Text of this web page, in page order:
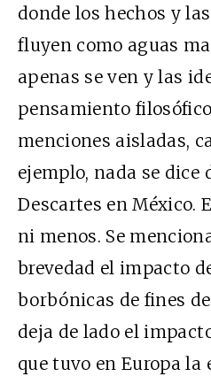
donde los hechos y
fluyen como aguas
apenas se ven y las
pensamiento
menciones aisladas,
ejemplo, nada se dice
Descartes en México.
ni menos. Se
brevedad el impacto
borbónicas de fines
deja de lado el
que tuvo en Europa la